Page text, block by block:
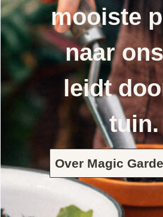
mooiste
naar
leidt
tuin.
Over Magic